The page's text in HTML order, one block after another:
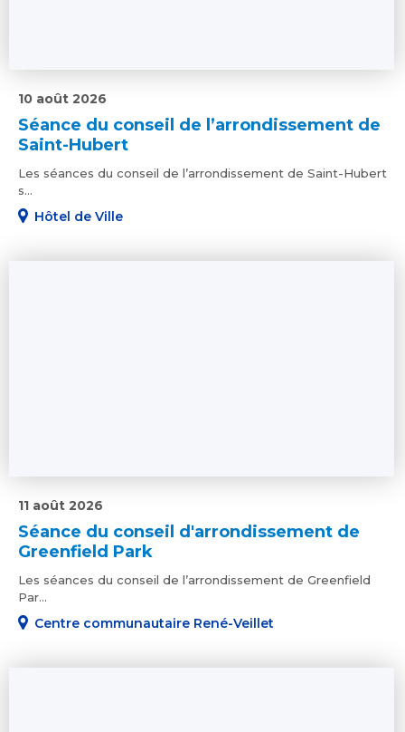
Séance du conseil de l’arrondissement de
Saint-Hubert
10 août 2026
Les séances du conseil de l’arrondissement de Saint-Hubert
s...
Hôtel de Ville
Séance du conseil d'arrondissement de
Greenfield Park
11 août 2026
Les séances du conseil de l’arrondissement de Greenfield
Par...
Centre communautaire René-Veillet